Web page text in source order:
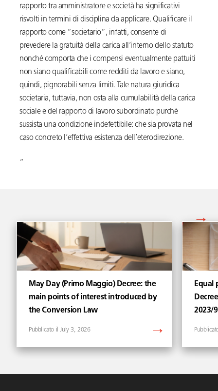
rapporto tra amministratore e società ha significativi
risvolti in termini di disciplina da applicare. Qualificare il
rapporto come “societario”, infatti, consente di
prevedere la gratuità della carica all’interno dello statuto
nonché comporta che i compensi eventualmente pattuiti
non siano qualificabili come redditi da lavoro e siano,
quindi, pignorabili senza limiti. Tale natura giuridica
societaria, tuttavia, non osta alla cumulabilità della carica
sociale e del rapporto di lavoro subordinato purché
sussista una condizione indefettibile: che sia provata nel
caso concreto l’effettiva esistenza dell’eterodirezione.
“
Vedi tutti gli articoli di
May Day (Primo Maggio) Decree: the
main points of interest introduced by
the Conversion Law
July 3, 2026
Equal
2023/